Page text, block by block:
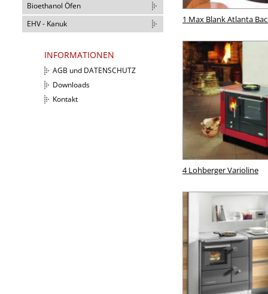
Bioethanol Öfen
EHV - Kanuk
1 Max Blank Atlanta
4 Lohberger Varioline
INFORMATIONEN
AGB und DATENSCHUTZ
Downloads
Kontakt